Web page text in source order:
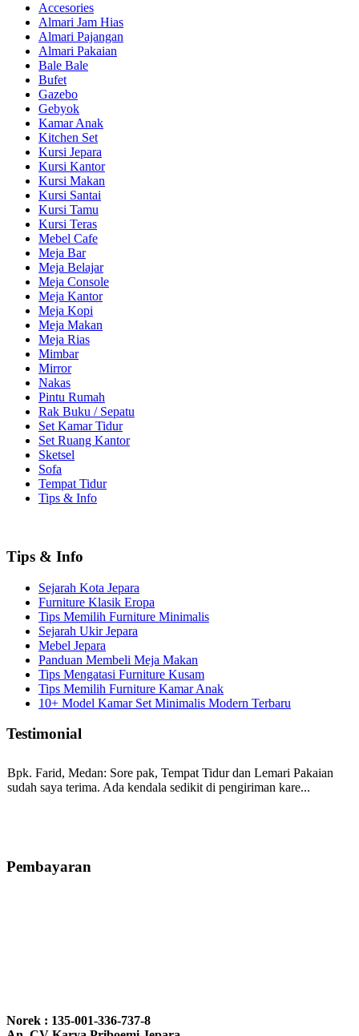
Accesories
Almari Jam Hias
Almari Pajangan
Almari Pakaian
Bale Bale
Bufet
Gazebo
Gebyok
Kamar Anak
Kitchen Set
Kursi Jepara
Kursi Kantor
Kursi Makan
Kursi Santai
Kursi Tamu
Kursi Teras
Mebel Cafe
Meja Bar
Meja Belajar
Meja Console
Meja Kantor
Meja Kopi
Meja Makan
Meja Rias
Mimbar
Mirror
Nakas
Pintu Rumah
Rak Buku / Sepatu
Set Kamar Tidur
Set Ruang Kantor
Sketsel
Sofa
Tempat Tidur
Tips & Info
Tips & Info
Sejarah Kota Jepara
Furniture Klasik Eropa
Tips Memilih Furniture Minimalis
Sejarah Ukir Jepara
Mebel Jepara
Panduan Membeli Meja Makan
Tips Mengatasi Furniture Kusam
Tips Memilih Furniture Kamar Anak
10+ Model Kamar Set Minimalis Modern Terbaru
Testimonial
Bpk. Farid, Medan: Sore pak, Tempat Tidur dan Lemari Pakaian
sudah saya terima. Ada kendala sedikit di pengiriman kare...
bale2 dan kursi teras saya sudah saya terima dan p...
gebyoknya,, udah sampai,, barangnya sama dengan di foto. Gak
nyesel deh beli geby...
Pembayaran
Norek : 135-001-336-737-8